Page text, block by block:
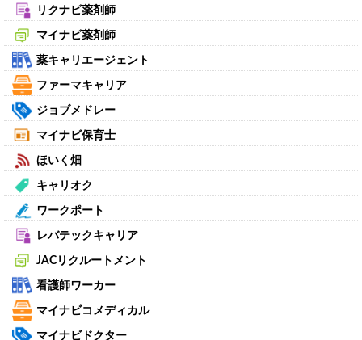
リクナビ薬剤師
マイナビ薬剤師
薬キャリエージェント
ファーマキャリア
ジョブメドレー
マイナビ保育士
ほいく畑
キャリオク
ワークポート
レバテックキャリア
JACリクルートメント
看護師ワーカー
マイナビコメディカル
マイナビドクター